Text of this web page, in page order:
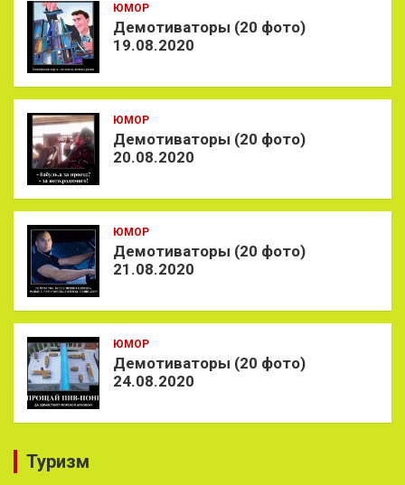
ЮМОР
Демотиваторы (20 фото)
19.08.2020
ЮМОР
Демотиваторы (20 фото)
20.08.2020
ЮМОР
Демотиваторы (20 фото)
21.08.2020
ЮМОР
Демотиваторы (20 фото)
24.08.2020
Туризм